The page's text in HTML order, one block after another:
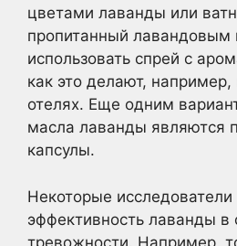
цветами лаванды или
пропитанный лавандовым
использовать спрей с
как это делают, например,
отелях. Еще одним
масла лаванды являются
капсулы.
Некоторые
эффективность лаванды
тревожности. Например,